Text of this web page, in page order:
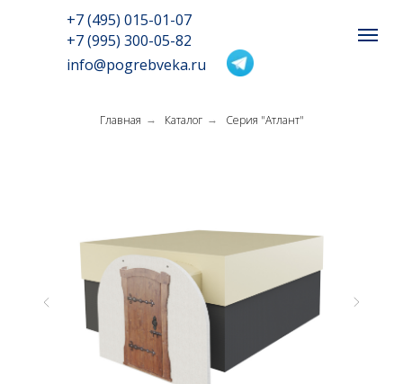
+7 (495) 015-01-07
info@pogrebveka.ru
+7 (995) 300-05-82
Главная → Каталог → Серия "Атлант"